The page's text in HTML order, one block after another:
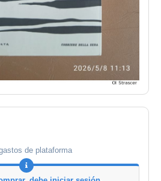
de plataforma